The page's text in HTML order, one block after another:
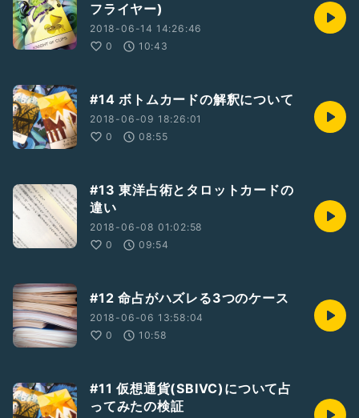
フライヤー)
2018-06-14 14:26:46
0
10:43
#14 ボトムカードの解釈について
2018-06-09 18:26:01
0
08:55
#13 東洋占術とタロットカードの
違い
2018-06-08 01:02:58
0
09:54
#12 命占がハズレる3つのケース
2018-06-06 13:58:04
0
10:58
#11 仮想通貨(SBIVC)について占
ってみたの検証